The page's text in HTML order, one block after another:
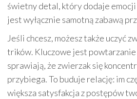
świetny detal, który dodaje emocji
jest wyłącznie samotną zabawą
Jeśli chcesz, możesz także uczyć
trików. Kluczowe jest powtarzanie
sprawiają, że zwierzak się
przybiega. To buduje relację: im
większa satysfakcja z postępów